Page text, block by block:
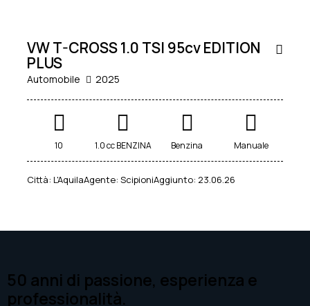
VW T-CROSS 1.0 TSI 95cv EDITION
PLUS
Automobile 2025
10 1.0 cc BENZINA Benzina Manuale
Città: L'AquilaAgente: ScipioniAggiunto: 23.06.26
50 anni di passione, esperienza e
professionalità.